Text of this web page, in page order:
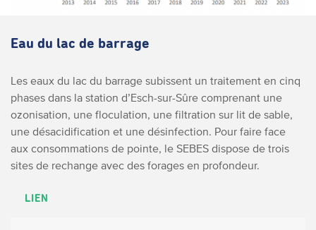
Eau du lac de barrage
Les eaux du lac du barrage subissent un traitement en cinq
phases dans la station d’Esch-sur-Sûre comprenant une
ozonisation, une floculation, une filtration sur lit de sable,
une désacidification et une désinfection. Pour faire face
aux consommations de pointe, le SEBES dispose de trois
sites de rechange avec des forages en profondeur.
LIEN